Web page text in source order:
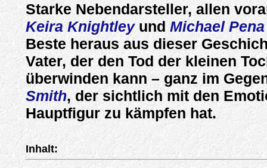
Starke Nebendarsteller, allen
Keira Knightleyund Michael Pena
Beste heraus aus dieser
Vater, der den Tod der kleinen
überwinden kann – ganz im
Smith, der sichtlich mit den
Hauptfigur zu kämpfen hat.
Inhalt: